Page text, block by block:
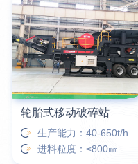
轮胎式移动破碎站
生产能力：40-650t/h
进料粒度：≤800㎜